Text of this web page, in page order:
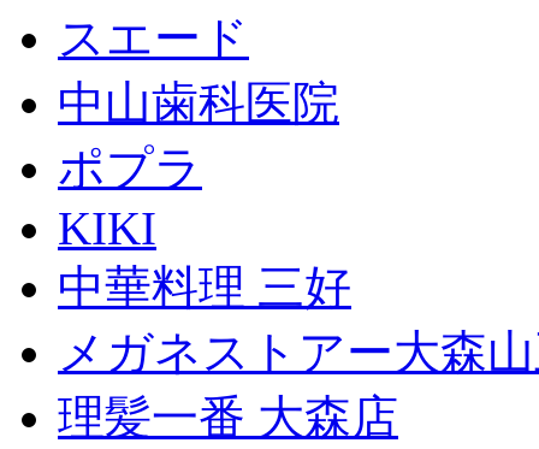
スエード
中山歯科医院
ポプラ
KIKI
中華料理 三好
メガネストアー大森
理髪一番 大森店